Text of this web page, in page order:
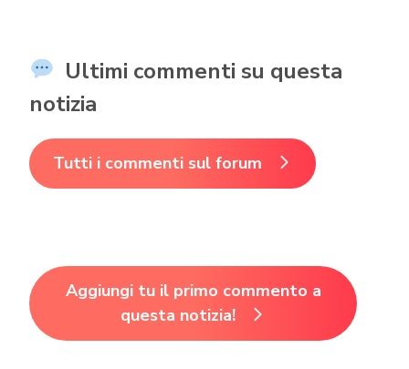
Ultimi commenti su questa
notizia
Tutti i commenti sul forum
Aggiungi tu il primo commento a
questa notizia!